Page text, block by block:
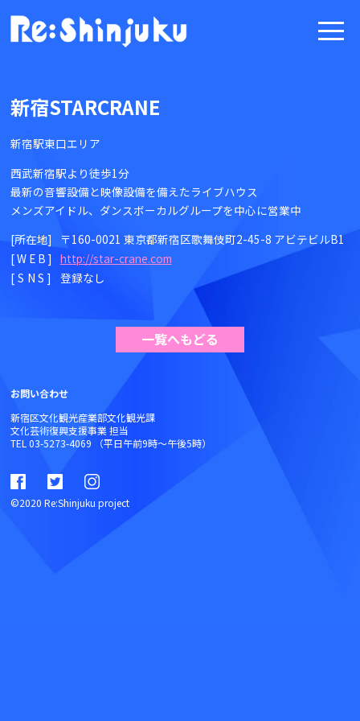
新宿STARCRANE
新宿駅東口エリア
西武新宿駅より徒歩1分
最新の音響設備と映像設備を備えたライブハウス
メンズアイドル、ダンスボーカルグループを中心に営業中
[所在地]
〒160-0021 東京都新宿区歌舞伎町2-45-8 アビテビルB1
[WEB] http://star-crane.com
[SNS]
登録なし
一覧へもどる
お問い合わせ
新宿区文化観光産業部文化観光課
文化芸術復興支援事業 担当
TEL 03-5273-4069 （平日午前9時～午後5時）
©2020 Re:Shinjuku project